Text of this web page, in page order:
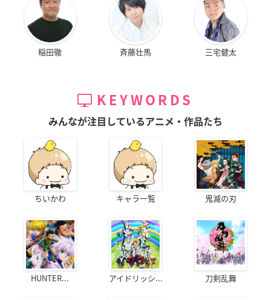
稲田徹 斉藤壮馬 三宅健太
KEYWORDS
みんなが注目しているアニメ・作品たち
ちいかわ キャラ一覧 鬼滅の刃
HUNTER... アイドリッシ... 刀剣乱舞